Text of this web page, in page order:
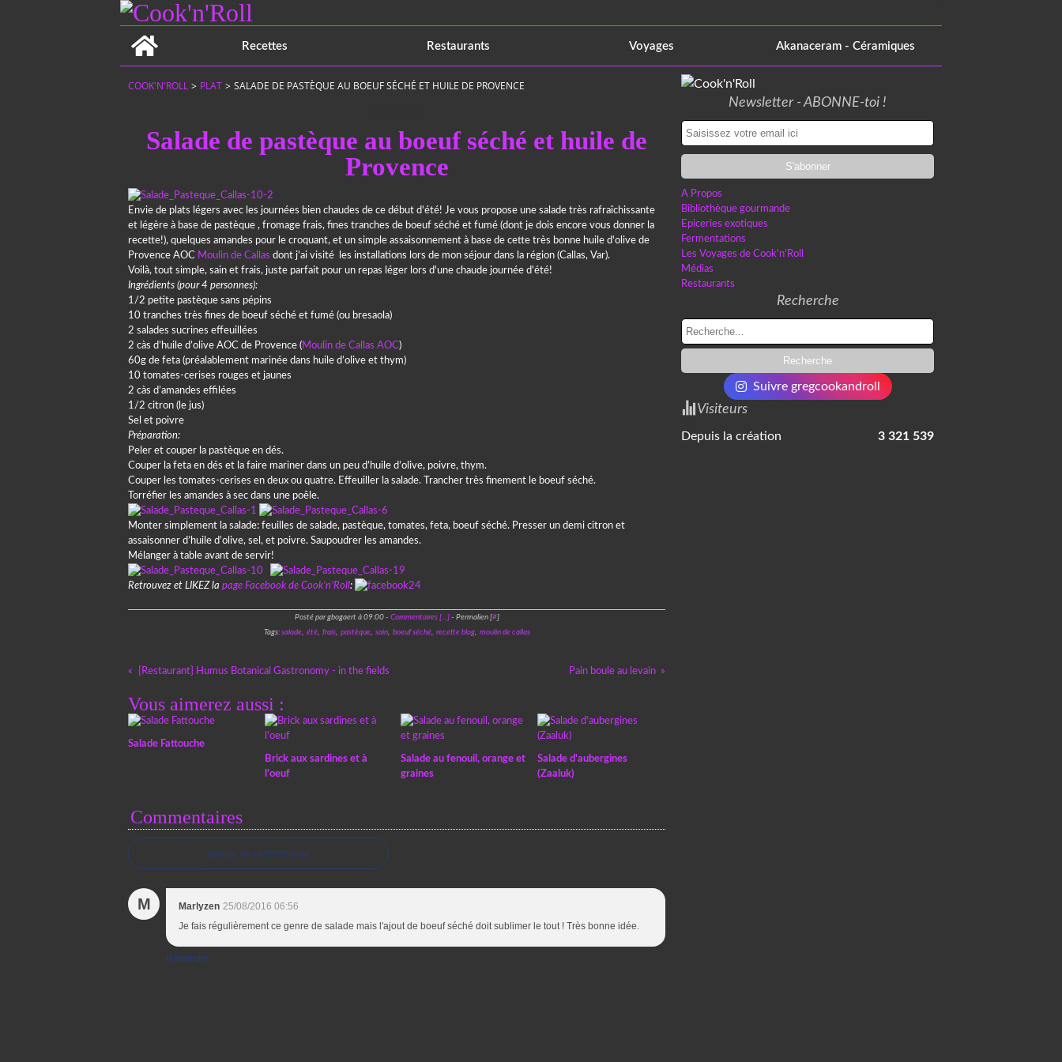
Recettes
Restaurants Voyages Akanaceram - Céramiques
COOK'N'ROLL > PLAT > SALADE DE PASTÈQUE AU BOEUF SÉCHÉ ET HUILE DE PROVENCE
Salade de pastèque au boeuf séché et huile de
Provence
Envie de plats légers avec les journées bien chaudes de ce début d'été! Je vous propose une salade très rafraîchissante
et légère à base de pastèque , fromage frais, fines tranches de boeuf séché et fumé (dont je dois encore vous donner la
recette!), quelques amandes pour le croquant, et un simple assaisonnement à base de cette très bonne huile d'olive de
Provence AOC Moulin de Callas dont j'ai visité les installations lors de mon séjour dans la région (Callas, Var).
Voilà, tout simple, sain et frais, juste parfait pour un repas léger lors d'une chaude journée d'été!
Ingrédients (pour 4 personnes):
1/2 petite pastèque sans pépins
10 tranches très fines de boeuf séché et fumé (ou bresaola)
2 salades sucrines effeuillées
2 càs d’huile d’olive AOC de Provence (Moulin de Callas AOC)
60g de feta (préalablement marinée dans huile d’olive et thym)
10 tomates-cerises rouges et jaunes
2 càs d’amandes effilées
1/2 citron (le jus)
Sel et poivre
Préparation:
Peler et couper la pastèque en dés.
Couper la feta en dés et la faire mariner dans un peu d’huile d’olive, poivre, thym.
Couper les tomates-cerises en deux ou quatre. Effeuiller la salade. Trancher très finement le boeuf séché.
Torréfier les amandes à sec dans une poêle.
Monter simplement la salade: feuilles de salade, pastèque, tomates, feta, boeuf séché. Presser un demi citron et
assaisonner d’huile d’olive, sel, et poivre. Saupoudrer les amandes.
Mélanger à table avant de servir!
Retrouvez et LIKEZ la page Facebook de Cook’n’Roll:
Posté par gbogaert à 09:00 - Commentaires […]- Permalien [#]
Tags: salade, été, frais, pastèque, sain, boeuf séché, recette blog, moulin de callas
{Restaurant} Humus Botanical Gastronomy - in the fields Pain boule au levain
Vous aimerez aussi :
Salade Fattouche
Brick aux sardines et à
l'oeuf
Salade au fenouil, orange et
graines
Salade d'aubergines
(Zaaluk)
Commentaires
Ajouter un commentaire
M Marlyzen 25/08/2016 06:56
Je fais régulièrement ce genre de salade mais l'ajout de boeuf séché doit sublimer le tout ! Très bonne idée.
Répondre
Newsletter - ABONNE-toi !
A Propos
Bibliothèque gourmande
Epiceries exotiques
Fermentations
Les Voyages de Cook'n'Roll
Médias
Restaurants
Recherche
Suivre gregcookandroll
Visiteurs
Depuis la création 3 321 539